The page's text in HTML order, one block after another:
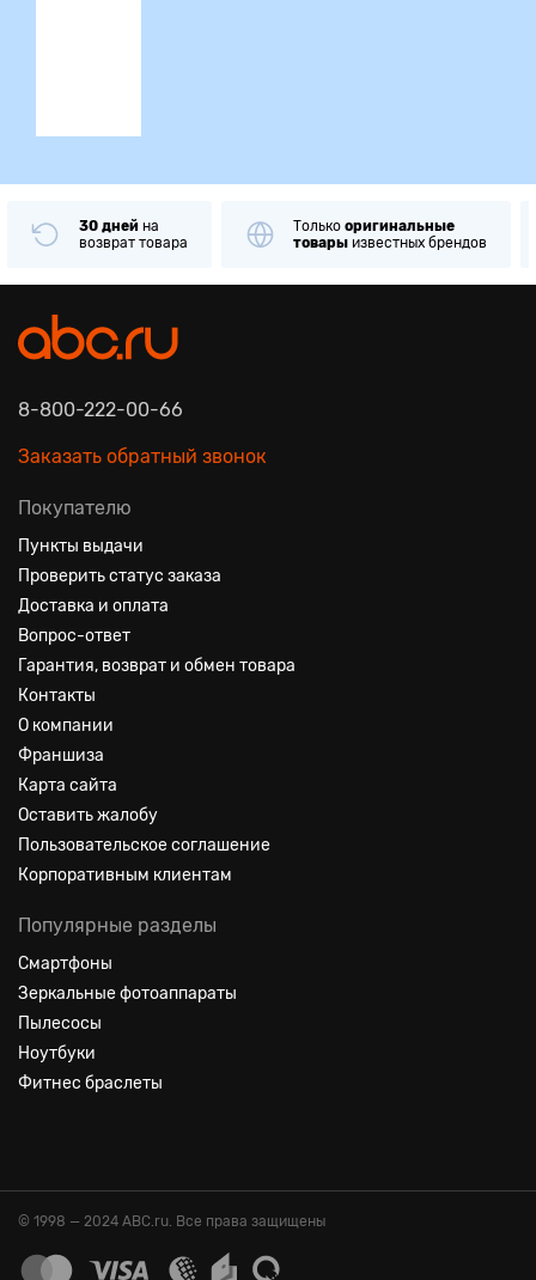
30 дней на
возврат товара
Только оригинальные
товары известных брендов
8-800-222-00-66
Заказать обратный звонок
Покупателю
Пункты выдачи
Проверить статус заказа
Доставка и оплата
Вопрос-ответ
Гарантия, возврат и обмен товара
Контакты
О компании
Франшиза
Карта сайта
Оставить жалобу
Пользовательское соглашение
Корпоративным клиентам
Популярные разделы
Смартфоны
Зеркальные фотоаппараты
Пылесосы
Ноутбуки
Фитнес браслеты
© 1998 — 2024 ABC.ru. Все права защищены